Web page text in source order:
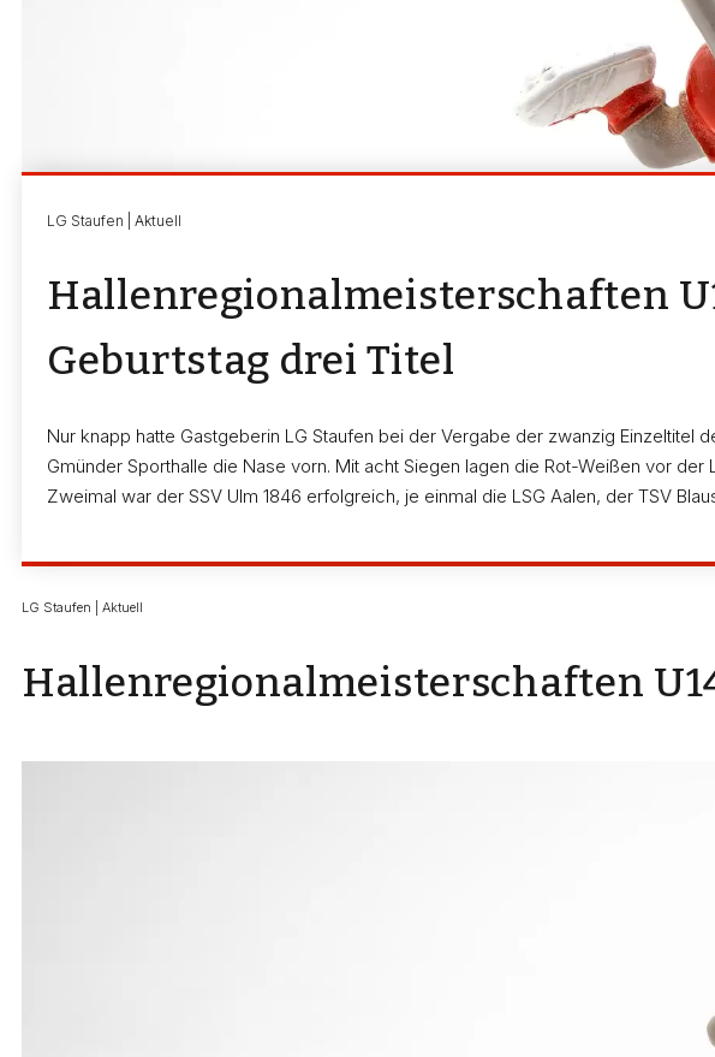
LG Staufen | Aktuell
Hallenregionalmeisterschaften
Geburtstag drei Titel
Nur knapp hatte Gastgeberin LG Staufen bei der Vergabe der zwanzig Einzeltitel
Gmünder Sporthalle die Nase vorn. Mit acht Siegen lagen die Rot-Weißen vor der
Zweimal war der SSV Ulm 1846 erfolgreich, je einmal die LSG Aalen, der TSV
LG Staufen | Aktuell
Hallenregionalmeisterschaften
M 13: Mit drei Siegen beschenkte sich das Geburtstagskind
50-m-Lauf um acht Hundertstel auf 7,02 Sekunden und war